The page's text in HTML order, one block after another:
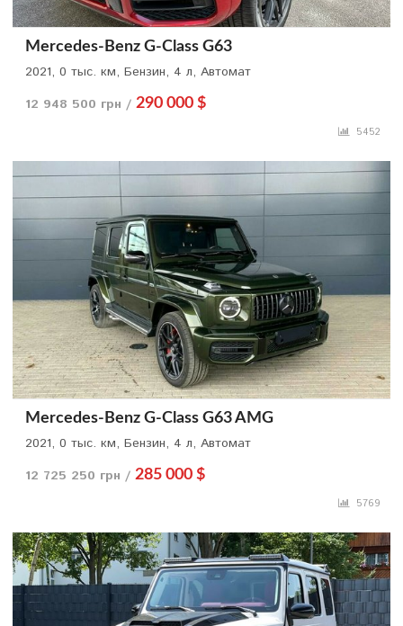
Mercedes-Benz G-Class G63
2021, 0 тыс. км, Бензин, 4 л, Автомат
12 948 500 грн / 290 000 $
5452
Mercedes-Benz G-Class G63 AMG
2021, 0 тыс. км, Бензин, 4 л, Автомат
12 725 250 грн / 285 000 $
5769